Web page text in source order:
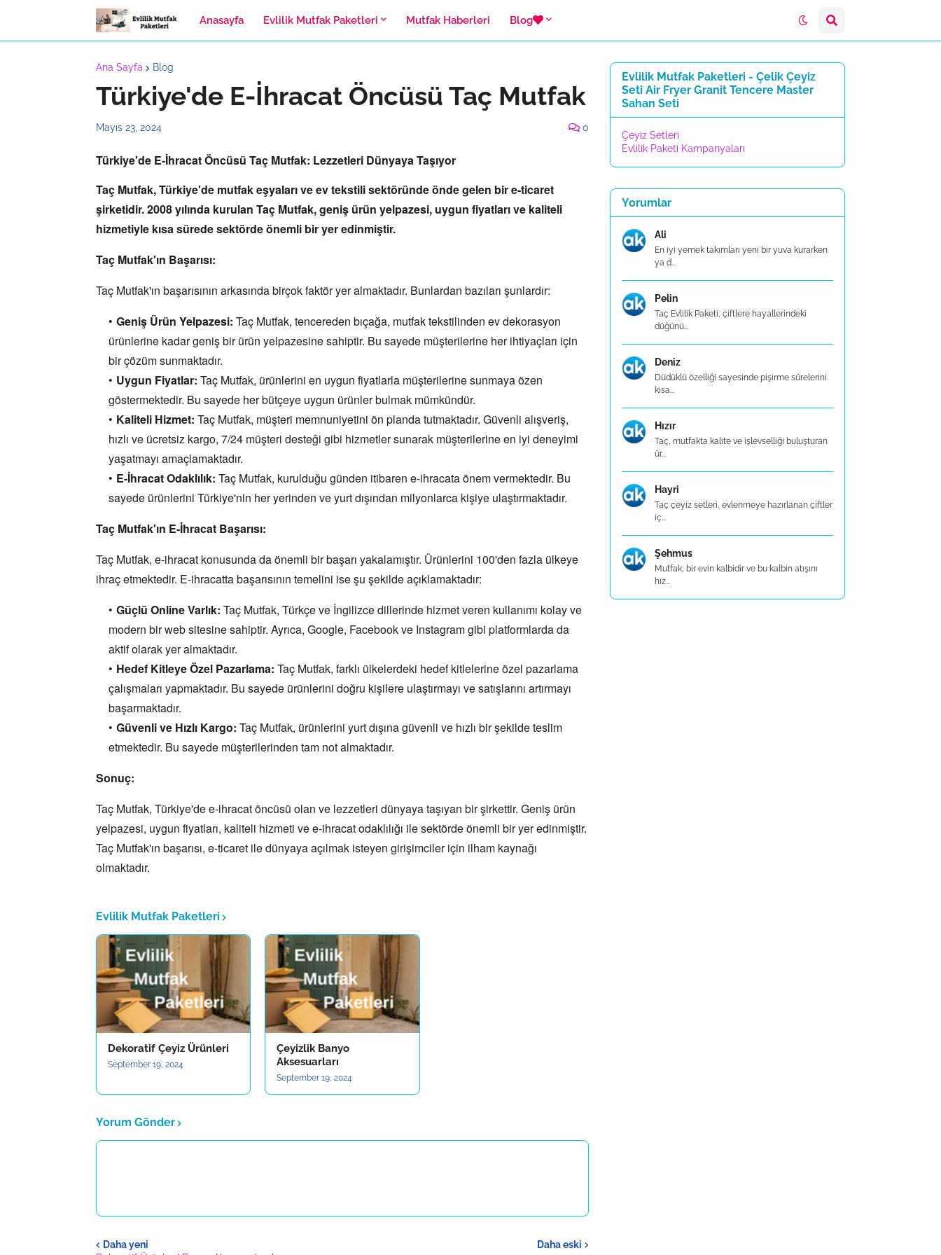
Anasayfa Evlilik Mutfak Paketleri Mutfak Haberleri Blog
Ana Sayfa Blog
Türkiye'de E-İhracat Öncüsü Taç Mutfak
Mayıs 23, 2024 0
Türkiye'de E-İhracat Öncüsü Taç Mutfak: Lezzetleri Dünyaya Taşıyor
Taç Mutfak,Türkiye'de mutfak eşyaları ve ev tekstili sektöründe önde gelen bir e-ticaret
şirketidir.2008 yılında kurulan Taç Mutfak,geniş ürün yelpazesi, uygun fiyatları ve kaliteli
hizmetiyle kısa sürede sektörde önemli bir yer edinmiştir.
Taç Mutfak'ın Başarısı:
Taç Mutfak'ın başarısının arkasında birçok faktör yer almaktadır. Bunlardan bazıları şunlardır:
Geniş Ürün Yelpazesi: Taç Mutfak, tencereden bıçağa, mutfak tekstilinden ev dekorasyon
ürünlerine kadar geniş bir ürün yelpazesine sahiptir. Bu sayede müşterilerine her ihtiyaçları için
bir çözüm sunmaktadır.
Uygun Fiyatlar: Taç Mutfak, ürünlerini en uygun fiyatlarla müşterilerine sunmaya özen
göstermektedir. Bu sayede her bütçeye uygun ürünler bulmak mümkündür.
Kaliteli Hizmet: Taç Mutfak, müşteri memnuniyetini ön planda tutmaktadır. Güvenli alışveriş,
hızlı ve ücretsiz kargo, 7/24 müşteri desteği gibi hizmetler sunarak müşterilerine en iyi deneyimi
yaşatmayı amaçlamaktadır.
E-İhracat Odaklılık: Taç Mutfak, kurulduğu günden itibaren e-ihracata önem vermektedir. Bu
sayede ürünlerini Türkiye'nin her yerinden ve yurt dışından milyonlarca kişiye ulaştırmaktadır.
Taç Mutfak'ın E-İhracat Başarısı:
Taç Mutfak, e-ihracat konusunda da önemli bir başarı yakalamıştır. Ürünlerini 100'den fazla ülkeye
ihraç etmektedir. E-ihracatta başarısının temelini ise şu şekilde açıklamaktadır:
Güçlü Online Varlık: Taç Mutfak, Türkçe ve İngilizce dillerinde hizmet veren kullanımı kolay ve
modern bir web sitesine sahiptir. Ayrıca, Google, Facebook ve Instagram gibi platformlarda da
aktif olarak yer almaktadır.
Hedef Kitleye Özel Pazarlama: Taç Mutfak, farklı ülkelerdeki hedef kitlelerine özel pazarlama
çalışmaları yapmaktadır. Bu sayede ürünlerini doğru kişilere ulaştırmayı ve satışlarını artırmayı
başarmaktadır.
Güvenli ve Hızlı Kargo: Taç Mutfak, ürünlerini yurt dışına güvenli ve hızlı bir şekilde teslim
etmektedir. Bu sayede müşterilerinden tam not almaktadır.
Sonuç:
Taç Mutfak, Türkiye'de e-ihracat öncüsü olan ve lezzetleri dünyaya taşıyan bir şirkettir. Geniş ürün
yelpazesi, uygun fiyatları, kaliteli hizmeti ve e-ihracat odaklılığı ile sektörde önemli bir yer edinmiştir.
Taç Mutfak'ın başarısı, e-ticaret ile dünyaya açılmak isteyen girişimciler için ilham kaynağı
olmaktadır.
Evlilik Mutfak Paketleri
Dekoratif Çeyiz Ürünleri
September 19, 2024
Çeyizlik Banyo
Aksesuarları
September 19, 2024
Yorum Gönder
Daha yeni
Daha eski
Evlilik Mutfak Paketleri - Çelik Çeyiz
Seti Air Fryer Granit Tencere Master
Sahan Seti
Çeyiz Setleri
Evlilik Paketi Kampanyaları
Yorumlar
Ali
En iyi yemek takımları yeni bir yuva kurarken
ya d...
Pelin
Taç Evlilik Paketi, çiftlere hayallerindeki
düğünü...
Deniz
Düdüklü özelliği sayesinde pişirme sürelerini
kısa...
Hızır
Taç, mutfakta kalite ve işlevselliği buluşturan
ür...
Hayri
Taç çeyiz setleri, evlenmeye hazırlanan çiftler
iç...
Şehmus
Mutfak, bir evin kalbidir ve bu kalbin atışını
hız...